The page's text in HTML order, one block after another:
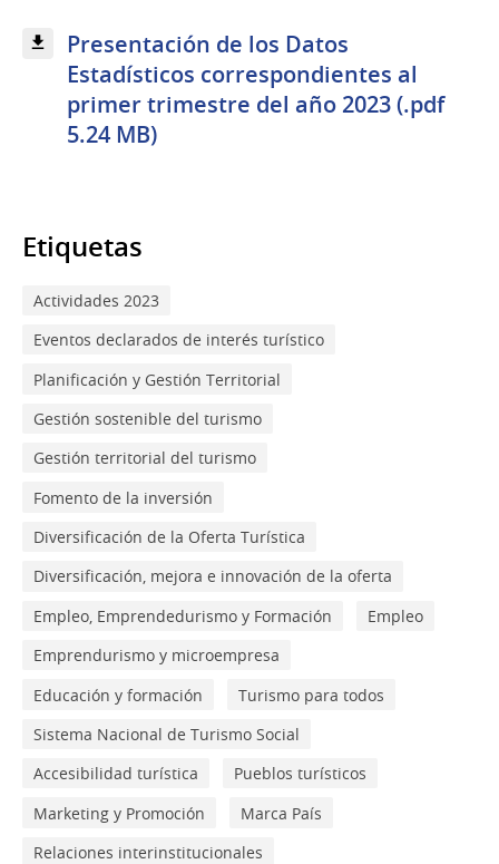
Presentación de los Datos
Estadísticos correspondientes al
primer trimestre del año 2023 (.pdf
5.24 MB)
Etiquetas
Actividades 2023
Eventos declarados de interés turístico
Planificación y Gestión Territorial
Gestión sostenible del turismo
Gestión territorial del turismo
Fomento de la inversión
Diversificación de la Oferta Turística
Diversificación, mejora e innovación de la oferta
Empleo, Emprendedurismo y Formación
Empleo
Emprendurismo y microempresa
Educación y formación
Turismo para todos
Sistema Nacional de Turismo Social
Accesibilidad turística
Pueblos turísticos
Marketing y Promoción
Marca País
Relaciones interinstitucionales